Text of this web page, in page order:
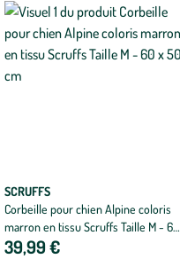
SCRUFFS
Corbeille pour chien Alpine coloris
marron en tissu Scruffs Taille M - 60
x 50 cm
39,99 €